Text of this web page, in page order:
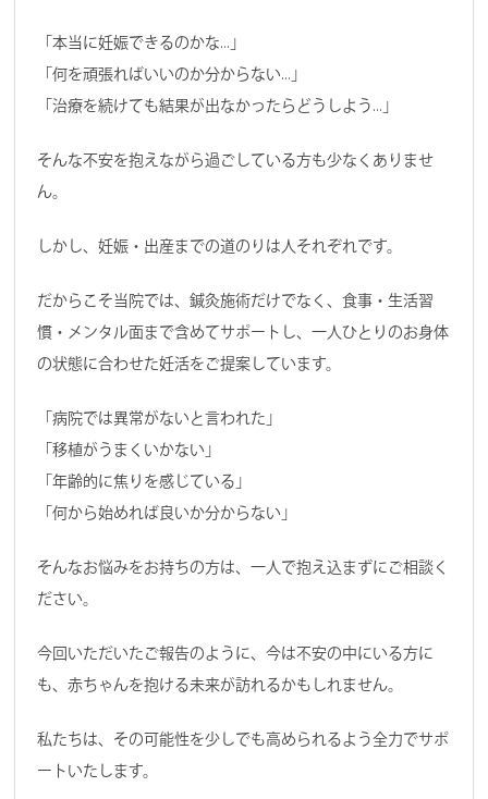
「本当に妊娠できるのかな…」
「何を頑張ればいいのか分からない…」
「治療を続けても結果が出なかったらどうしよう…」
そんな不安を抱えながら過ごしている方も少なくありませ
ん。
しかし、妊娠・出産までの道のりは人それぞれです。
だからこそ当院では、鍼灸施術だけでなく、食事・生活習
慣・メンタル面まで含めてサポートし、一人ひとりのお身体
の状態に合わせた妊活をご提案しています。
「病院では異常がないと言われた」
「移植がうまくいかない」
「年齢的に焦りを感じている」
「何から始めれば良いか分からない」
そんなお悩みをお持ちの方は、一人で抱え込まずにご相談く
ださい。
今回いただいたご報告のように、今は不安の中にいる方に
も、赤ちゃんを抱ける未来が訪れるかもしれません。
私たちは、その可能性を少しでも高められるよう全力でサポ
ートいたします。